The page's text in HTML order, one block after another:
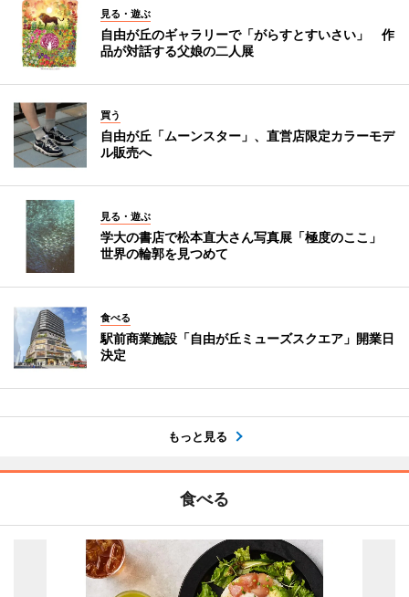
見る・遊ぶ
自由が丘のギャラリーで「がらすとすいさい」 作
品が対話する父娘の二人展
買う
自由が丘「ムーンスター」、直営店限定カラーモデ
ル販売へ
見る・遊ぶ
学大の書店で松本直大さん写真展「極度のここ」
世界の輪郭を見つめて
食べる
駅前商業施設「自由が丘ミューズスクエア」開業日
決定
もっと見る
食べる